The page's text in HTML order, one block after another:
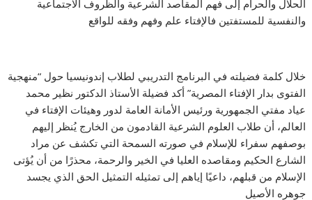
الحلال والحرام إلى فهم المقاصد الشرعية والظروف الاجتماعية
والنفسية للمستفتين فالإفتاء علم وفهم وفقه للواقع
خلال كلمة فضيلته في البرنامج التدريبي لطلاب إندونيسيا حول “منهجية
الفتوى بدار الإفتاء المصرية” أكد فضيلة الأستاذ الدكتور نظير محمد
عياد مفتي الجمهورية ورئيس الأمانة العامة لدور وهيئات الإفتاء في
العالم، أن طلاب العلوم الشرعية القادمون من الخارج يُنظر إليهم
بوصفهم سفراء للإسلام في صورته السمحة التي تكشف عن مراد
الشارع الحكيم ومقاصده العليا في الخير والرحمة، محذرًا من أن يُؤتى
الإسلام من قبلهم، داعيًا إياهم إلى تمثيله التمثيل الحق الذي يجسد
جوهره الأصيل